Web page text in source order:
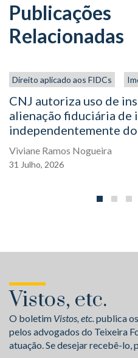
Publicações
Relacionadas
Direito aplicado aos FIDCs
CNJ autoriza uso de
alienação fiduciária de
independentemente
Viviane Ramos Nogueira
31 Julho, 2026
Vistos, etc.
O boletim Vistos, etc.publica
pelos advogados do Teixeira
atuação. Se desejar recebê-